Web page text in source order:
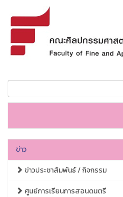
ข่าว
ข่าวประชาสัมพันธ์ / กิจกรรม
ศูนย์การเรียนการสอนดนตรี